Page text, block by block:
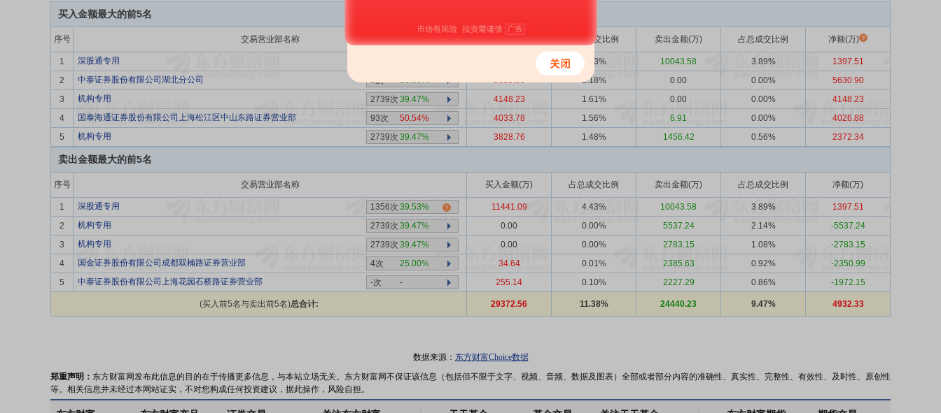
买入金额最大的前5名
序号 交易营业部名称 买入金额(万) 占总成交比例 卖出金额(万) 占总成交比例 净额(万)
1 深股通专用 4.43% 10043.58 3.89%
1397.51
2
中泰证券股份有限公司湖北分公司 3次 33.33% 5630.90 2.18% 0.00 0.00%
5630.90
3
机构专用 2739次 39.47% 4148.23 1.61% 0.00 0.00%
4148.23
4
国泰海通证券股份有限公司上海松江区中山东路证券营业部 93次 50.54% 4033.78 1.56% 6.91 0.00%
4026.88
5
机构专用 2739次 39.47% 3828.76 1.48% 1456.42 0.56% 2372.34
卖出金额最大的前5名
序号 交易营业部名称 买入金额(万) 占总成交比例 卖出金额(万) 占总成交比例 净额(万)
1 深股通专用 1356次 39.53% 11441.09 4.43% 10043.58 3.89%
1397.51
2
机构专用 2739次 39.47% 0.00 0.00% 5537.24 2.14%
-5537.24
3
机构专用 2739次 39.47% 0.00 0.00% 2783.15 1.08%
-2783.15
4
国金证券股份有限公司成都双楠路证券营业部 4次 25.00% 34.64 0.01% 2385.63 0.92%
-2350.99
5
中泰证券股份有限公司上海花园石桥路证券营业部 -次 - 255.14 0.10% 2227.29 0.86% -1972.15
(买入前5名与卖出前5名)总合计: 29372.56 11.38% 24440.23 9.47% 4932.33
数据来源： 东方财富Choice数据
郑重声明： 东方财富网发布此信息的目的在于传播更多信息，与本站立场无关。东方财富网不保证该信息（包括但不限于文字、视频、音频、数据及图表）全部或者部分内容的准确性、真实性、完整性、有效性、及时性、原创性
等。相关信息并未经过本网站证实，不对您构成任何投资建议，据此操作，风险自担。